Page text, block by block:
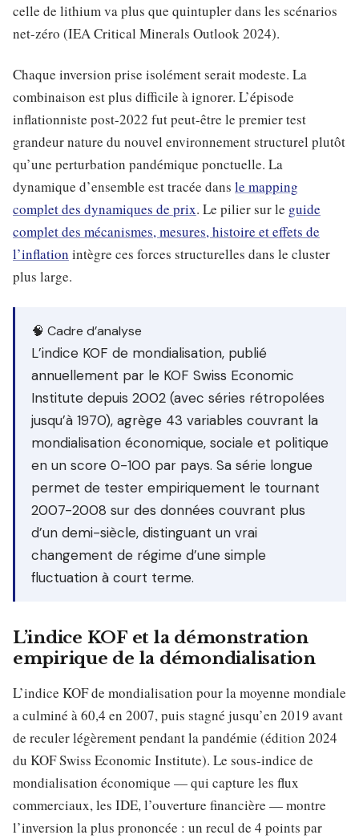
celle de lithium va plus que quintupler dans les scénarios
net-zéro (IEA Critical Minerals Outlook 2024).
Chaque inversion prise isolément serait modeste. La
combinaison est plus difficile à ignorer. L’épisode
inflationniste post-2022 fut peut-être le premier test
grandeur nature du nouvel environnement structurel plutôt
qu’une perturbation pandémique ponctuelle. La
dynamique d’ensemble est tracée dans le mapping
complet des dynamiques de prix. Le pilier sur le guide
complet des mécanismes, mesures, histoire et effets de
l’inflation intègre ces forces structurelles dans le cluster
plus large.
🧠 Cadre d’analyse
L’indice KOF de mondialisation, publié
annuellement par le KOF Swiss Economic
Institute depuis 2002 (avec séries rétropolées
jusqu’à 1970), agrège 43 variables couvrant la
mondialisation économique, sociale et politique
en un score 0-100 par pays. Sa série longue
permet de tester empiriquement le tournant
2007-2008 sur des données couvrant plus
d’un demi-siècle, distinguant un vrai
changement de régime d’une simple
fluctuation à court terme.
L’indice KOF et la démonstration
empirique de la démondialisation
L’indice KOF de mondialisation pour la moyenne mondiale
a culminé à 60,4 en 2007, puis stagné jusqu’en 2019 avant
de reculer légèrement pendant la pandémie (édition 2024
du KOF Swiss Economic Institute). Le sous-indice de
mondialisation économique — qui capture les flux
commerciaux, les IDE, l’ouverture financière — montre
l’inversion la plus prononcée : un recul de 4 points par